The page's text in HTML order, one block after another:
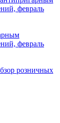
февраль
февраль
розничных